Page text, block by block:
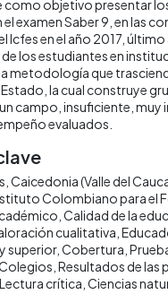
como objetivo presentar
examen Saber 9, en las
Icfes en el año 2017,
los estudiantes en
metodología que
la cual construye
campo, insuficiente, muy
evaluados.
Caicedonia (Valle del
Colombiano para el
Calidad de la
cualitativa
superior Cobertura
Resultados de las
Lectura crítica Ciencias